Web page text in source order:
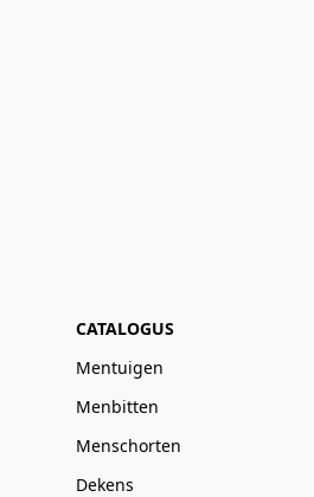
CATALOGUS
Mentuigen
Menbitten
Menschorten
Dekens